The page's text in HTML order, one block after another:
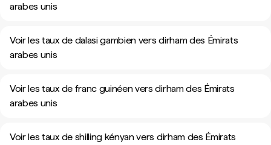
arabes unis
Voir les taux de dalasi gambien vers dirham des Émirats
arabes unis
Voir les taux de franc guinéen vers dirham des Émirats
arabes unis
Voir les taux de shilling kényan vers dirham des Émirats